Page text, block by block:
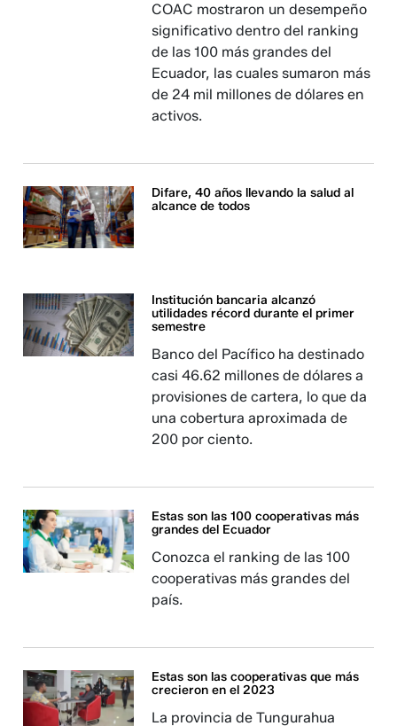
COAC mostraron un desempeño
significativo dentro del ranking
de las 100 más grandes del
Ecuador, las cuales sumaron más
de 24 mil millones de dólares en
activos.
Difare, 40 años llevando la salud al
alcance de todos
Institución bancaria alcanzó
utilidades récord durante el primer
semestre
Banco del Pacífico ha destinado
casi 46.62 millones de dólares a
provisiones de cartera, lo que da
una cobertura aproximada de
200 por ciento.
Estas son las 100 cooperativas más
grandes del Ecuador
Conozca el ranking de las 100
cooperativas más grandes del
país.
Estas son las cooperativas que más
crecieron en el 2023
La provincia de Tungurahua